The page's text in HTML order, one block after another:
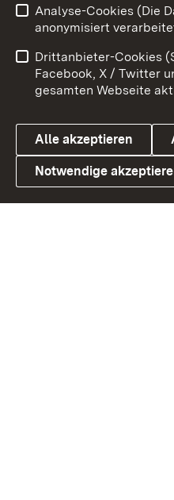
Link zum Landesportal
Benutzungshinweise
Datenschutz
Analyse-Cookies (Die
anonymisiert
Drittanbieter-Cookies
Facebook, X / Twitter
gesamten Webseite
Alle akzeptieren
Notwendige